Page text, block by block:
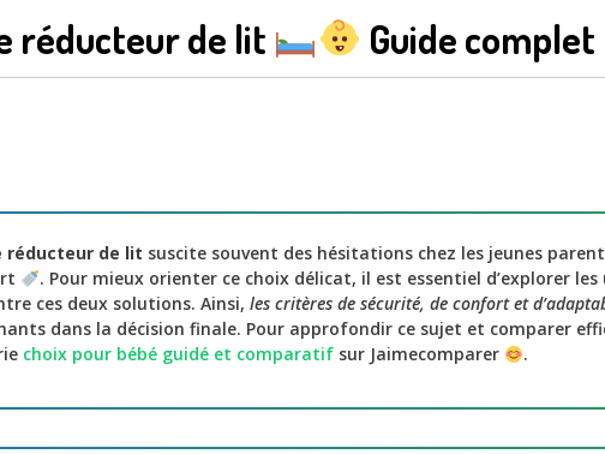
réducteur de lit Guide
de lit suscite souvent des hésitations chez les jeunes
. Pour mieux orienter ce choix délicat, il est essentiel d’explorer les
ces deux solutions. Ainsi, les critères de sécurité, de confort et
dans la décision finale. Pour approfondir ce sujet et comparer
choix pour bébé guidé et comparatif sur Jaimecomparer .